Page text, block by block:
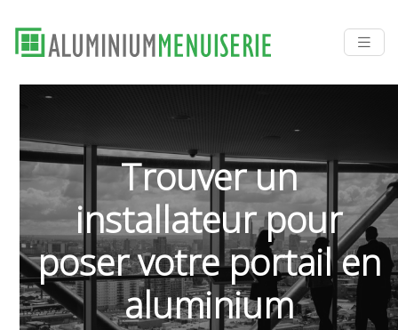
Trouver un
installateur pour
poser votre portail en
aluminium